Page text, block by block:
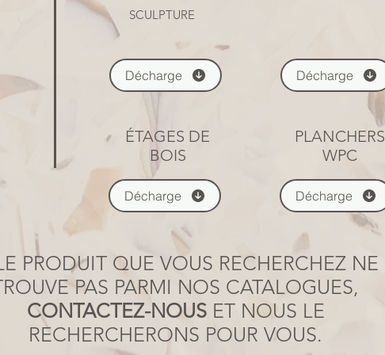
Décharge
SCULPTURE
Décharge
Décharge
ÉTAGES DE
BOIS
Décharge
PLANCHERS
WPC
PRODUIT QUE VOUS RECHERCHEZ NE
PAS PARMI NOS CATALOGUES,
CONTACTEZ-NOUSET NOUS LE
RECHERCHERONS POUR VOUS.